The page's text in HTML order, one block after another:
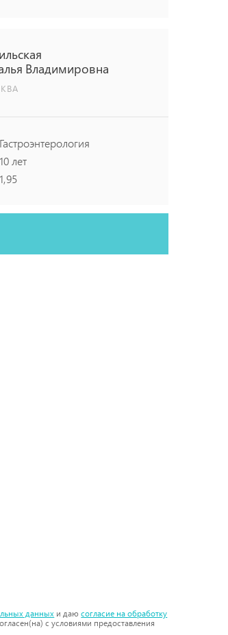
Владимировна
Гастроэнтерология
10 лет
1,95
данных и даюсогласие на обработку
с условиями предоставления